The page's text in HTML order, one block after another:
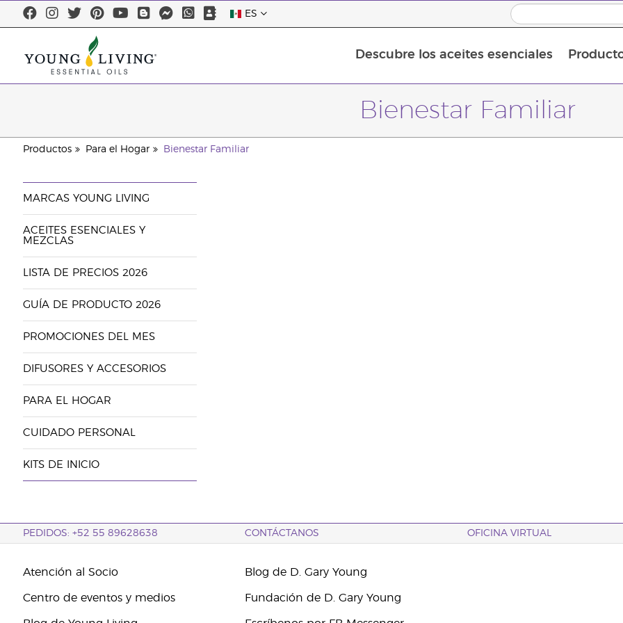
ES
Descubre los aceites esenciales
Bienestar Familiar
Productos Para el Hogar Bienestar Familiar
MARCAS YOUNG LIVING
ACEITES ESENCIALES Y
MEZCLAS
LISTA DE PRECIOS 2026
GUÍA DE PRODUCTO 2026
PROMOCIONES DEL MES
DIFUSORES Y ACCESORIOS
PARA EL HOGAR
CUIDADO PERSONAL
KITS DE INICIO
PEDIDOS: +52 55 89628638 CONTÁCTANOS OFICINA VIRTUAL
Atención al Socio
Centro de eventos y medios
Blog de D. Gary Young
Fundación de D. Gary Young